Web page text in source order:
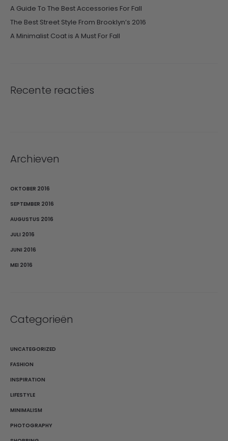
A Guide To The Best Accessories For Fall
The Best Street Style From Brooklyn’s 2016
A Minimalist Coat is A Must For Fall
Recente reacties
Archieven
OKTOBER 2016
SEPTEMBER 2016
AUGUSTUS 2016
JULI 2016
JUNI 2016
MEI 2016
Categorieën
UNCATEGORIZED
FASHION
INSPIRATION
LIFESTYLE
MINIMALISM
PHOTOGRAPHY